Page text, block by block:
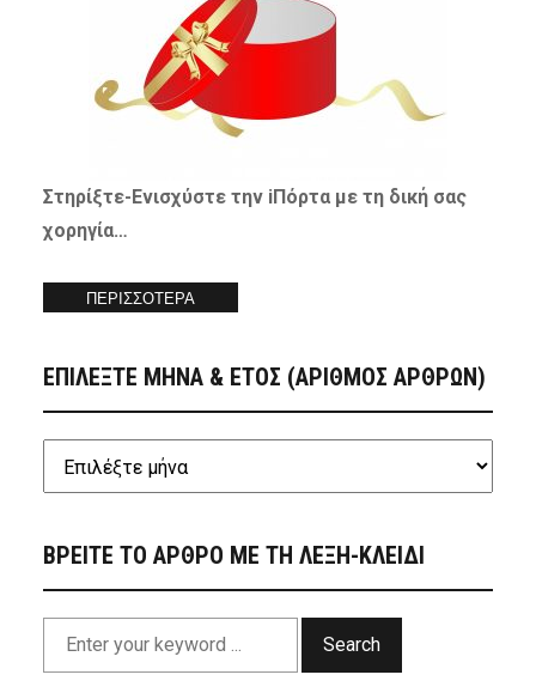
Στηρίξτε-Ενισχύστετην iΠόρτα με τη δική σας
χορηγία…
ΠΕΡΙΣΣΟΤΕΡΑ
ΕΠΙΛΕΞΤΕ ΜΗΝΑ & ΕΤΟΣ (ΑΡΙΘΜΟΣ ΑΡΘΡΩΝ)
ΒΡΕΙΤΕ ΤΟ ΑΡΘΡΟ ΜΕ ΤΗ ΛΕΞΗ-ΚΛΕΙΔΙ
Search